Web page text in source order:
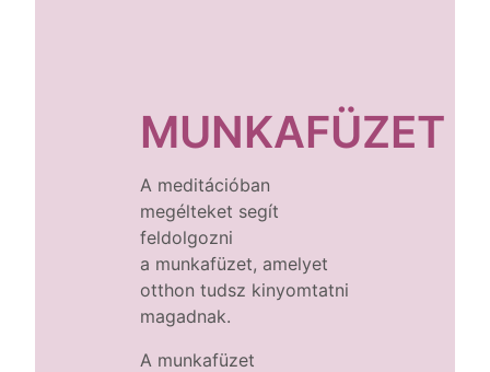
MUNKAFÜZET
A meditációban
megélteket segít
feldolgozni
a munkafüzet, amelyet
otthon tudsz kinyomtatni
magadnak.
A munkafüzet